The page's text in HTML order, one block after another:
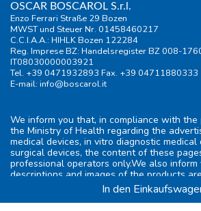
In den
OSCAR BOSCAROL S.r.l.
Enzo Ferrari Straße 29 Bozen
MWST und Steuer Nr. 01458460217
C.C.I.A.A.: HIHLK Bozen 122284
Reg. Imprese BZ: Handelsregister BZ 008-
IT08030000003921
Tel. +39 0471932893 Fax. +39 04711880333
E-mail: info@boscarol.it
We inform you that, in compliance with the
the Ministry of Health regarding the
medical devices, in vitro diagnostic
surgical devices, the content of these
professional operators only.We also
descriptions and images of the products
purposes only and are not intended to